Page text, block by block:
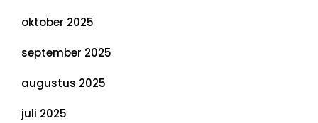
oktober 2025
september 2025
augustus 2025
juli 2025